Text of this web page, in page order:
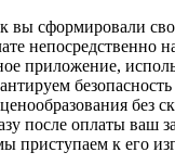
вы сформировали
непосредственно
приложение,
без
после оплаты ваш
приступаем к его